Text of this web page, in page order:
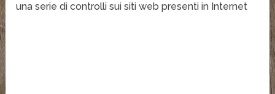
una serie di controlli sui siti web presenti in Internet